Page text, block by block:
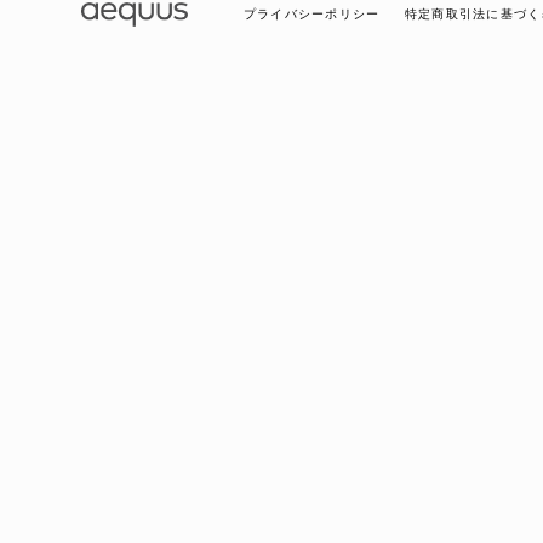
プライバシーポリシー 特定商取引法に基づ